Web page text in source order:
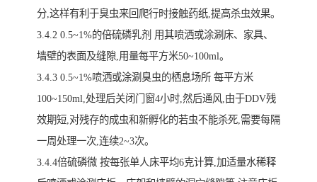
分,这样有利于臭虫来回爬行时接触药纸,提高杀虫效果。
3.4.2 0.5~1%的倍硫磷乳剂 用其喷洒或涂涮床、家具、
墙壁的表面及缝隙,用量每平方米50~100ml。
3.4.3 0.5~1%喷洒或涂涮臭虫的栖息场所 每平方米
100~150ml,处理后关闭门窗4小时,然后通风,由于DDV残
效期短,对残存的成虫和新孵化的若虫不能杀死,需要每隔
一周处理一次,连续2~3次。
3.4.4倍硫磷微 按每张单人床平均6克计算,加适量水稀释